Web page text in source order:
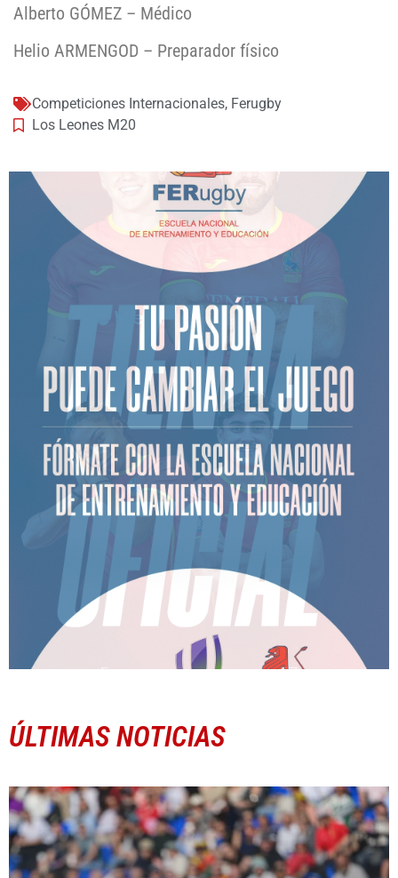
Alberto GÓMEZ – Médico
Helio ARMENGOD – Preparador físico
Competiciones Internacionales, Ferugby
Los Leones M20
ÚLTIMAS NOTICIAS